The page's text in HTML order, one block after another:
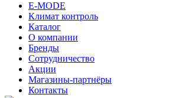
E-MODE
Климат контроль
Каталог
О компании
Бренды
Сотрудничество
Акции
Магазины-партнёры
Контакты